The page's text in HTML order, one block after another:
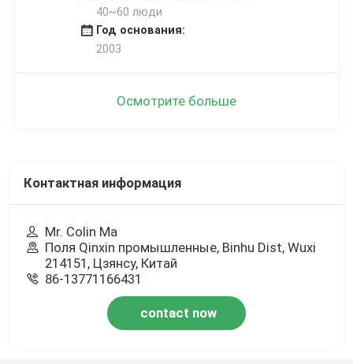
40~60 люди
Год основания:
2003
Осмотрите больше
Контактная информация
Mr. Colin Ma
Поля Qinxin промышленные, Binhu Dist, Wuxi
214151, Цзянсу, Китай
86-13771166431
contact now